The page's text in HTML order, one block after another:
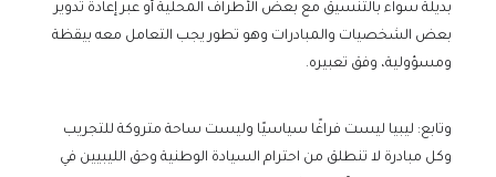
بديلة سواء بالتنسيق مع بعض الأطراف المحلية أو عبر إعادة تدوير
بعض الشخصيات والمبادرات وهو تطور يجب التعامل معه بيقظة
ومسؤولية، وفق تعبيره.
وتابع: ليبيا ليست فراغًا سياسيًا وليست ساحة متروكة للتجريب
وكل مبادرة لا تنطلق من احترام السيادة الوطنية وحق الليبيين في